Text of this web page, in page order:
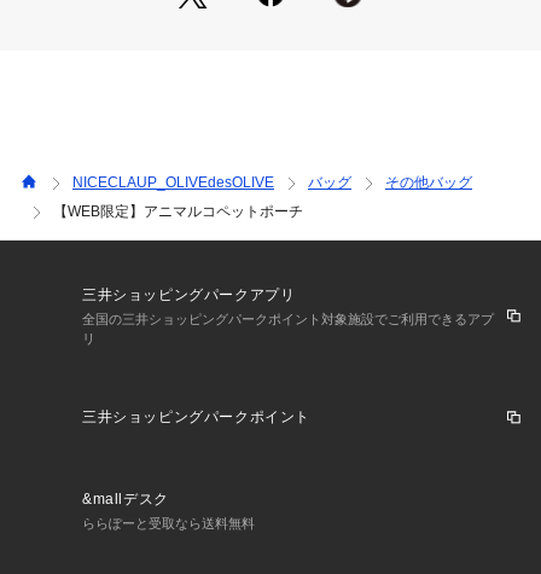
などお得な情報を受け取ることができます。
お色の違いがございますことをあらかじめご了承くださいま
せ。
NICECLAUP_OLIVEdesOLIVE バッグ
その他バッグ
【WEB限定】アニマルコペットポーチ
三井ショッピングパークアプリ
全国の三井ショッピングパークポイント対象施設でご利用できるアプ
リ
三井ショッピングパークポイント
&mallデスク
ららぽーと受取なら送料無料